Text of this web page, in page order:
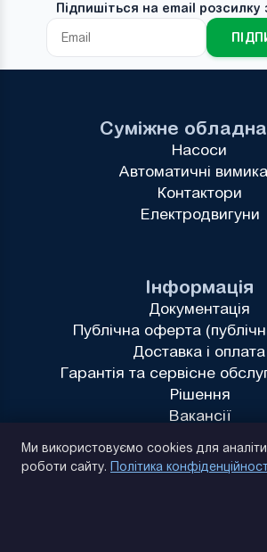
Підпишіться на email розсилку
Інформація
Документація
Публічна оферта
Доставка і оплата
Гарантія та сервісне
Рішення
Вакансії
Суміжне
Насоси
Автоматичні
Контактори
Електродвигуни
Ми використовуємо cookies для
роботи сайту. Політика